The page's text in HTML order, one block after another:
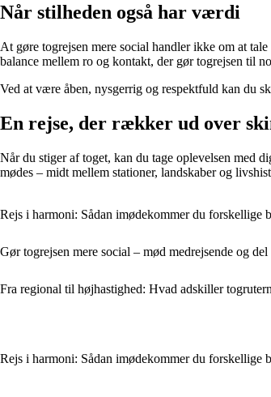
Når stilheden også har værdi
At gøre togrejsen mere social handler ikke om at
balance mellem ro og kontakt, der gør togrejsen til
Ved at være åben, nysgerrig og respektfuld kan du
En rejse, der rækker ud over
Når du stiger af toget, kan du tage oplevelsen med
mødes – midt mellem stationer, landskaber og
Rejs i harmoni: Sådan imødekommer du forskellige
Gør togrejsen mere social – mød medrejsende og
Fra regional til højhastighed: Hvad adskiller
Rejs i harmoni: Sådan imødekommer du forskellige